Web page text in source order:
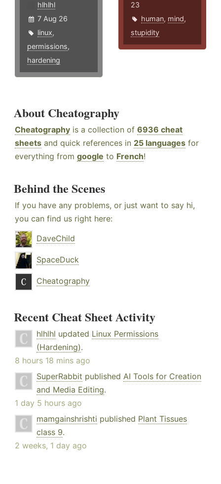
hlhlhl
7 Aug 26
linux,
permissions,
hardening
23
human, mind,
stupidity
About Cheatography
Cheatography is a collection of 6936 cheat
sheets and quick references in 25 languages for
everything from google to French!
Behind the Scenes
If you have any problems, or just want to say hi,
you can find us right here:
DaveChild
SpaceDuck
Cheatography
Recent Cheat Sheet Activity
hlhlhl updated Linux Permissions
(Hardening).
8 hours 18 mins ago
SuperRabbit published AI Tools for Creation
and Media Editing.
1 day 5 hours ago
mamgainshrishti published Plant Tissues
class 9.
2 weeks, 1 day ago